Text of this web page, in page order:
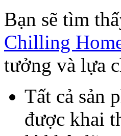
Bạn sẽ tìm
Chilling
tưởng và lựa
Tất cả sản
được khai